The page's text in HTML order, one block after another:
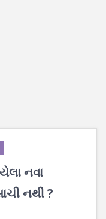
નવા
નથી ?